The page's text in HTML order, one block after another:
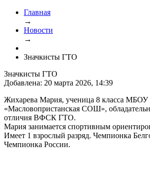
Главная
→
Новости
→
Значкисты ГТО
Значкисты ГТО
Добавлена: 20 марта 2026, 14:39
Жихарева Мария, ученица 8 класса МБОУ
«Масловопристанская СОШ»,
отличия ВФСК ГТО.
Мария занимается спортивным
Имеет 1 взрослый разряд. Чемпионка
Чемпионка России.